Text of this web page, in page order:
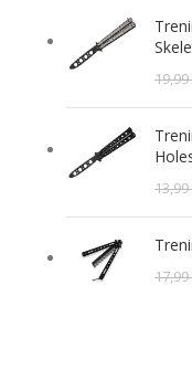
19,99
13,99
17,99